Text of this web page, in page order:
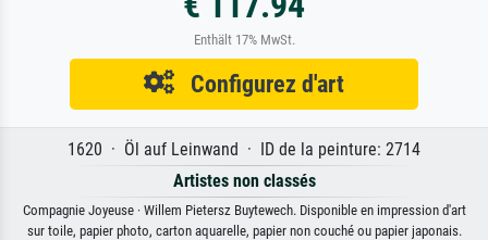
Enthält 17% MwSt.
Configurez d'art
1620 · Öl auf Leinwand · ID de la peinture: 2714
Artistes non classés
Compagnie Joyeuse · Willem Pietersz Buytewech. Disponible en impression d'art
sur toile, papier photo, carton aquarelle, papier non couché ou papier japonais.